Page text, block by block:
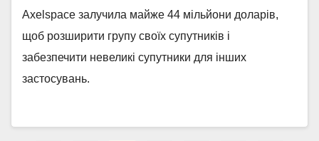
Axelspace залучила майже 44 мільйони доларів,
щоб розширити групу своїх супутників і
забезпечити невеликі супутники для інших
застосувань.